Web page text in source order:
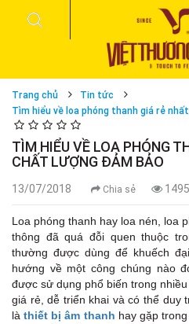
Trang chủ
Tin tức
Tìm hiểu về loa phóng thanh giá rẻ
TÌM HIỂU VỀ LOA PHÓNG
CHẤT LƯỢNG ĐẢM BẢO
13/07/2018 Chia sẻ
Loa phóng thanh hay loa nén, loa
thông đã quá đỗi quen thuộc
thường được dùng để khuếch
hướng về một công chúng nào
được sử dụng phổ biến trong
giá rẻ, dễ triển khai và có thể duy
làthiết bị âm thanh hay gặp